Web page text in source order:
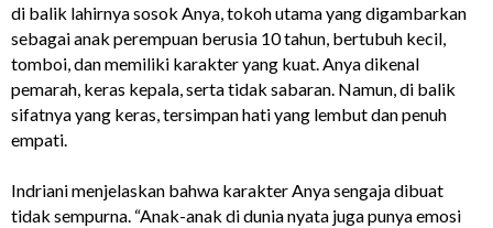
di balik lahirnya sosok Anya, tokoh utama yang digambarkan
sebagai anak perempuan berusia 10 tahun, bertubuh kecil,
tomboi, dan memiliki karakter yang kuat. Anya dikenal
pemarah, keras kepala, serta tidak sabaran. Namun, di balik
sifatnya yang keras, tersimpan hati yang lembut dan penuh
empati.
Indriani menjelaskan bahwa karakter Anya sengaja dibuat
tidak sempurna. “Anak-anak di dunia nyata juga punya emosi